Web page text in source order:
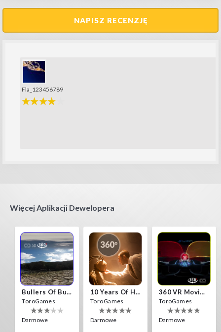
NAPISZ RECENZJĘ
Fla_123456789
Więcej Aplikacji Dewelopera
Bullers Of Buchan Aberdeen
ToroGames
Darmowe
10 Years Of Horror Nights
ToroGames
Darmowe
360 VR Movie Experience
ToroGames
Darmowe